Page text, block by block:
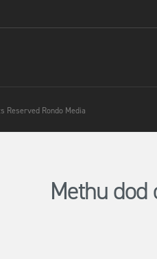
Reserved Rondo Media
Methu